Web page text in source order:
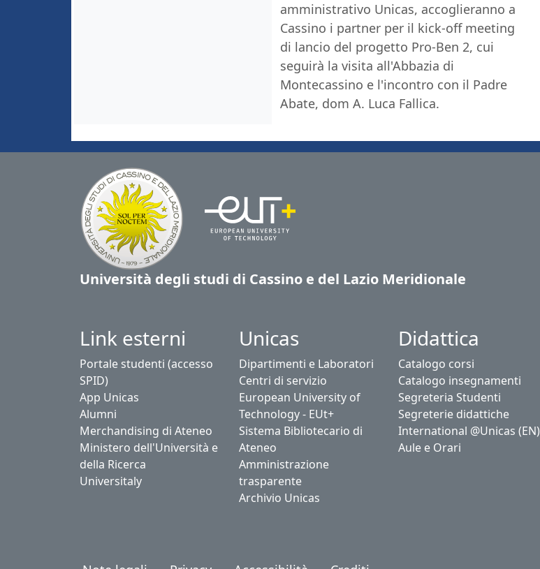
amministrativo Unicas, accoglieranno a
Cassino i partner per il kick-off meeting
di lancio del progetto Pro-Ben 2, cui
seguirà la visita all'Abbazia di
Montecassino e l'incontro con il Padre
Abate, dom A. Luca Fallica.
Università degli studi di Cassino e del Lazio Meridionale
Link esterni
Portale studenti (accesso
SPID)
App Unicas
Alumni
Merchandising di Ateneo
Ministero dell'Università e
della Ricerca
Universitaly
Unicas
Dipartimenti e Laboratori
Centri di servizio
European University of
Technology - EUt+
Sistema Bibliotecario di
Ateneo
Amministrazione
trasparente
Archivio Unicas
Didattica
Catalogo corsi
Catalogo insegnamenti
Segreteria Studenti
Segreterie didattiche
International @Unicas (EN)
Aule e Orari